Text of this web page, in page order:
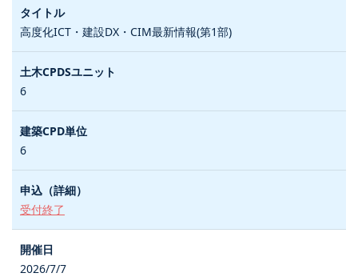
高度化ICT・建設DX・CIM最新情報(第1部)
6
6
受付終了
2026/7/7